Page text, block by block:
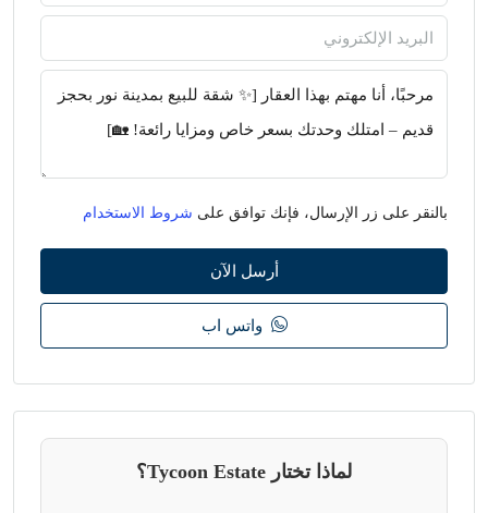
بالنقر على زر الإرسال، فإنك توافق على شروط الاستخدام
أرسل الآن
واتس اب
لماذا تختار Tycoon Estate؟